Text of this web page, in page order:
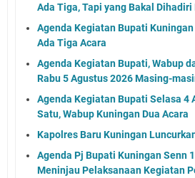
Ada Tiga, Tapi yang Bakal Dihadiri
Agenda Kegiatan Bupati
Ada Tiga Acara
Agenda Kegiatan Bupati, Wabup
Rabu 5 Agustus 2026 Masing-
Agenda Kegiatan Bupati Selasa 4
Satu, Wabup Kuningan Dua Acara
Kapolres Baru Kuningan
Agenda Pj Bupati Kuningan Senn
Meninjau Pelaksanaan Kegiatan